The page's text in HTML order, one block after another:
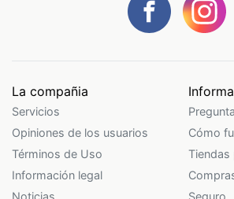
La compañia
Servicios
Opiniones de los usuarios
Términos de Uso
Información legal
Cómo
Tiendas